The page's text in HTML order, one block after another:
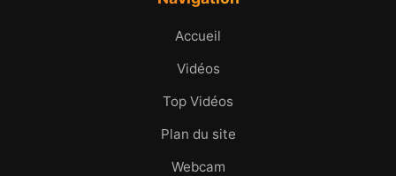
Accueil
Vidéos
Top Vidéos
Plan du site
Webcam